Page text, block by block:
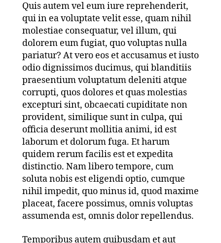
Quis autem vel eum iure reprehenderit,
qui in ea voluptate velit esse, quam nihil
molestiae consequatur, vel illum, qui
dolorem eum fugiat, quo voluptas nulla
pariatur? At vero eos et accusamus et iusto
odio dignissimos ducimus, qui blanditiis
praesentium voluptatum deleniti atque
corrupti, quos dolores et quas molestias
excepturi sint, obcaecati cupiditate non
provident, similique sunt in culpa, qui
officia deserunt mollitia animi, id est
laborum et dolorum fuga. Et harum
quidem rerum facilis est et expedita
distinctio. Nam libero tempore, cum
soluta nobis est eligendi optio, cumque
nihil impedit, quo minus id, quod maxime
placeat, facere possimus, omnis voluptas
assumenda est, omnis dolor repellendus.
Temporibus autem quibusdam et aut